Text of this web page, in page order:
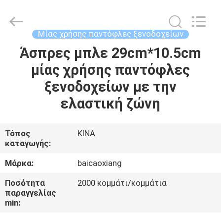
ΣΠΊΤΙ
ΠΡΟΪΌΝΤΑ
ΕΜΕΊΣ
ΓΎΡΟΣ
ΕΡΓΟΣΤΑΣΊΩΝ
Μίας χρήσης παντόφλες ξενοδοχείων
Άσπρες μπλε 29cm*10.5cm
μίας χρήσης παντόφλες
ξενοδοχείων με την
ελαστική ζώνη
Τόπος
καταγωγής:
ΚΙΝΑ
Μάρκα:
baicaoxiang
Ποσότητα
παραγγελίας
min:
2000 κομμάτι/κομμάτια